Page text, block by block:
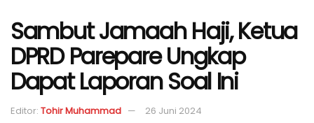
Sambut Jamaah Haji, Ketua
DPRD Parepare Ungkap
Dapat Laporan Soal Ini
Editor: Tohir Muhammad 26 Juni 2024